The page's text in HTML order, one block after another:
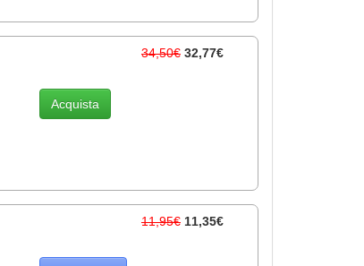
34,50€ 32,77€
Acquista
11,95€ 11,35€